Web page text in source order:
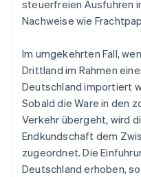
steuerfreien Ausfuhren
Nachweise wie
Im umgekehrten Fall,
Drittland im Rahmen
Deutschland importiert
Sobald die Ware in den
Verkehr übergeht, wird
Endkundschaft dem
zugeordnet. Die
Deutschland erhoben,